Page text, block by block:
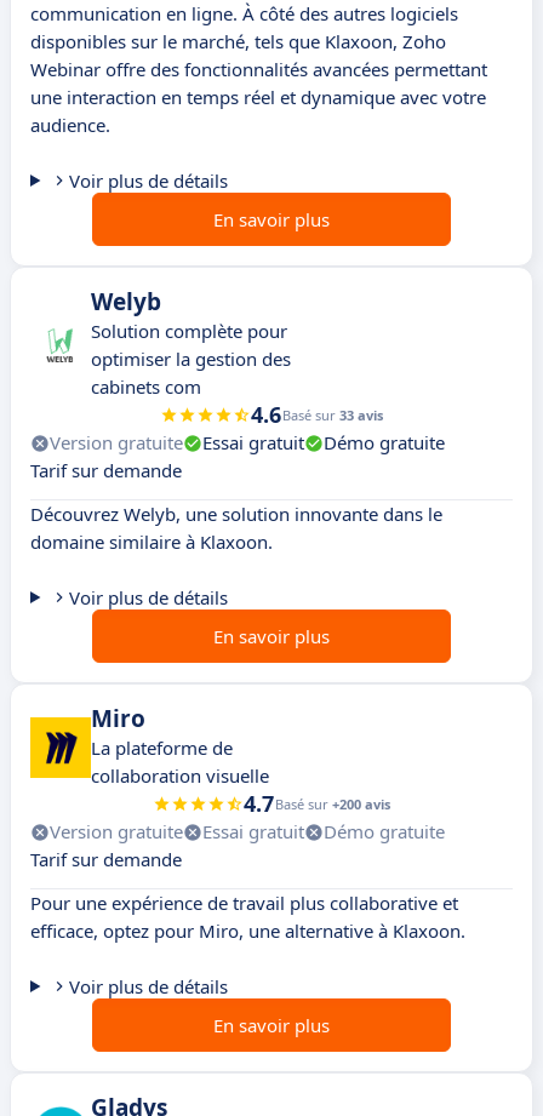
communication en ligne. À côté des autres logiciels
disponibles sur le marché, tels que Klaxoon, Zoho
Webinar offre des fonctionnalités avancées permettant
une interaction en temps réel et dynamique avec votre
audience.
Voir plus de détails
En savoir plus
Welyb
Solution complète pour
optimiser la gestion des
cabinets com
4.6Basé sur 33 avis
Version gratuite Essai gratuit
Démo gratuite
Tarif sur demande
Découvrez Welyb, une solution innovante dans le
domaine similaire à Klaxoon.
Voir plus de détails
En savoir plus
Miro
La plateforme de
collaboration visuelle
4.7Basé sur +200 avis
Version gratuite Essai gratuit
Démo gratuite
Tarif sur demande
Pour une expérience de travail plus collaborative et
efficace, optez pour Miro, une alternative à Klaxoon.
Voir plus de détails
En savoir plus
Gladys